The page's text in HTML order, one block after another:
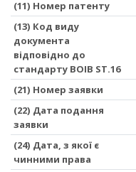
(11) Номер патенту
(13) Код виду
документа
відповідно до
стандарту ВОІВ ST.16
(21) Номер заявки
(22) Дата подання
заявки
(24) Дата, з якої є
чинними права